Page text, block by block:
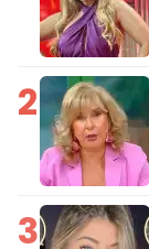
2
3